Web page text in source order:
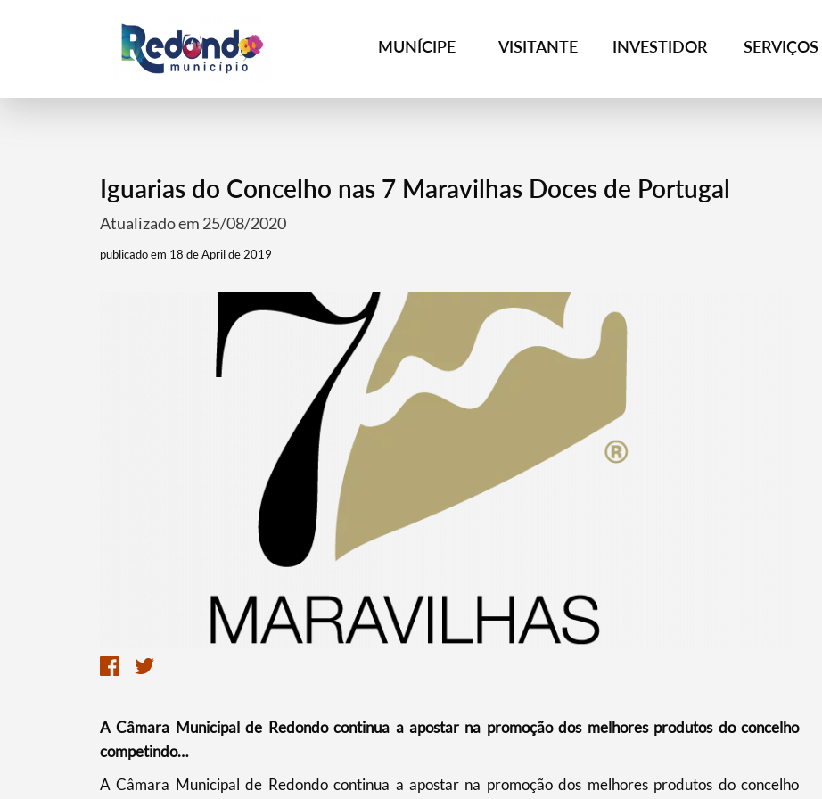
MUNÍCIPE VISITANTE INVESTIDOR SERVIÇOS
Iguarias do Concelho nas 7 Maravilhas Doces de Portugal
Atualizado em 25/08/2020
publicado em 18 de April de 2019
A Câmara Municipal de Redondo continua a apostar na promoção dos melhores produtos do concelho
competindo…
A Câmara Municipal de Redondo continua a apostar na promoção dos melhores produtos do concelho